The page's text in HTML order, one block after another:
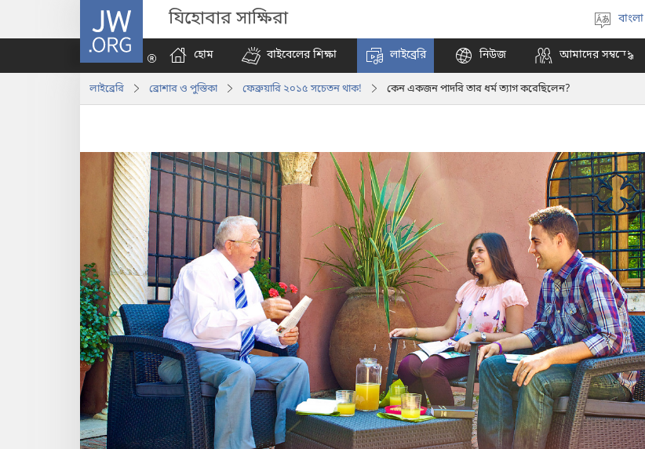
JW.ORG যিহোবার সাক্ষিরা
ভাষা
বাছাই
করুন
বাংলা
হোম
বাইবেলের শিক্ষা লাইব্রেরি নিউজ আমাদের সম্বন্ধে
লাইব্রেরি ব্রোশার ও পুস্তিকা ফেব্রুয়ারি ২০১৫ সচেতন থাক! কেন একজন পাদরি তার ধর্ম ত্যাগ করেছিলেন?